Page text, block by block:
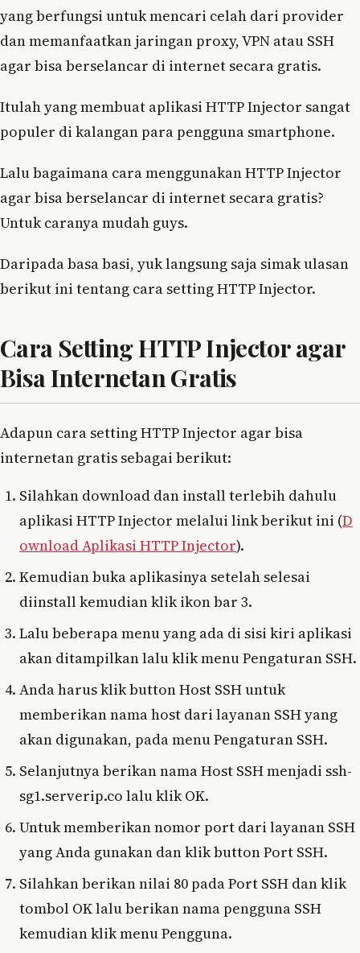
yang berfungsi untuk mencari celah dari provider
dan memanfaatkan jaringan proxy, VPN atau SSH
agar bisa berselancar di internet secara gratis.
Itulah yang membuat aplikasi HTTP Injector sangat
populer di kalangan para pengguna smartphone.
Lalu bagaimana cara menggunakan HTTP Injector
agar bisa berselancar di internet secara gratis?
Untuk caranya mudah guys.
Daripada basa basi, yuk langsung saja simak ulasan
berikut ini tentang cara setting HTTP Injector.
Cara Setting HTTP Injector agar
Bisa Internetan Gratis
Adapun cara setting HTTP Injector agar bisa
internetan gratis sebagai berikut:
Silahkan download dan install terlebih dahulu
aplikasi HTTP Injector melalui link berikut ini (D
ownload Aplikasi HTTP Injector).
Kemudian buka aplikasinya setelah selesai
diinstall kemudian klik ikon bar 3.
Lalu beberapa menu yang ada di sisi kiri aplikasi
akan ditampilkan lalu klik menu Pengaturan SSH.
Anda harus klik button Host SSH untuk
memberikan nama host dari layanan SSH yang
akan digunakan, pada menu Pengaturan SSH.
Selanjutnya berikan nama Host SSH menjadi ssh-
sg1.serverip.co lalu klik OK.
Untuk memberikan nomor port dari layanan SSH
yang Anda gunakan dan klik button Port SSH.
Silahkan berikan nilai 80 pada Port SSH dan klik
tombol OK lalu berikan nama pengguna SSH
kemudian klik menu Pengguna.